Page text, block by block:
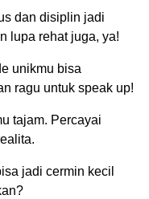
dan disiplin jadi
lupa rehat juga, ya!
unikmu bisa
ragu untuk speak up!
tajam. Percayai
jadi cermin kecil